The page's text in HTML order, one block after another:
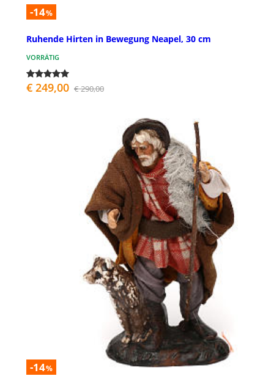
-14%
Ruhende Hirten in Bewegung Neapel, 30 cm
VORRÄTIG
€ 249,00 € 290,00
-14%